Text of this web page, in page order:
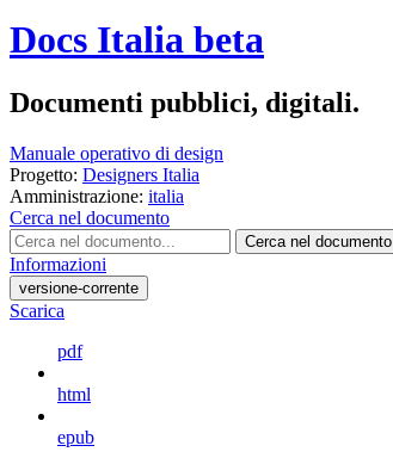
Docs Italia beta
Documenti pubblici, digitali.
Manuale operativo di design
Progetto: Designers Italia
Amministrazione: italia
Cerca nel documento
Cerca nel documento
Informazioni
versione-corrente
Scarica
pdf
html
epub